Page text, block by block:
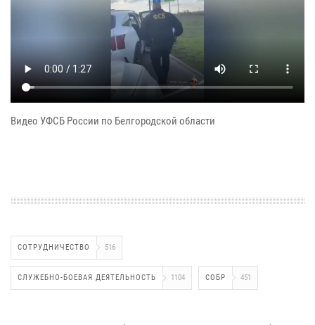
Видео УФСБ России по Белгородской области
СОТРУДНИЧЕСТВО 516
СЛУЖЕБНО-БОЕВАЯ ДЕЯТЕЛЬНОСТЬ 1104 СОБР 451